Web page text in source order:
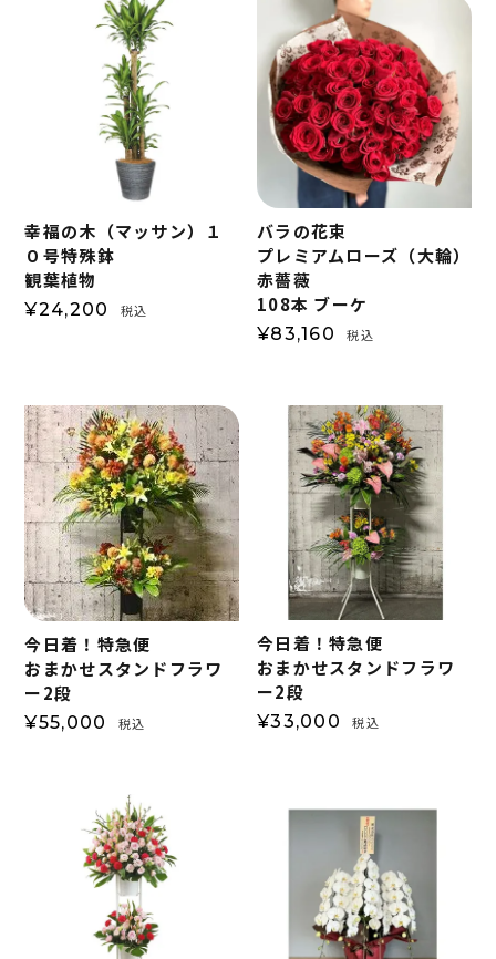
幸福の木（マッサン）１
０号特殊鉢
観葉植物
¥24,200 税込
バラの花束
プレミアムローズ（大輪）
赤薔薇
108本 ブーケ
¥83,160 税込
今日着！特急便
おまかせスタンドフラワ
ー2段
¥55,000 税込
今日着！特急便
おまかせスタンドフラワ
ー2段
¥33,000 税込